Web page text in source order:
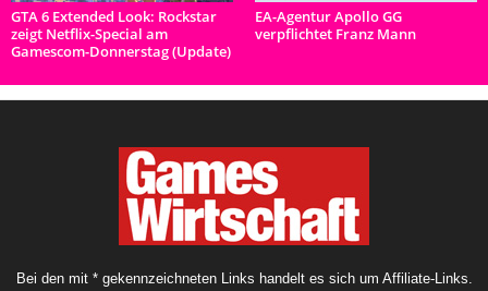
GTA 6 Extended Look: Rockstar
zeigt Netflix-Special am
Gamescom-Donnerstag (Update)
EA-Agentur Apollo GG
verpflichtet Franz Mann
Bei den mit * gekennzeichneten Links handelt es sich um Affiliate-Links.